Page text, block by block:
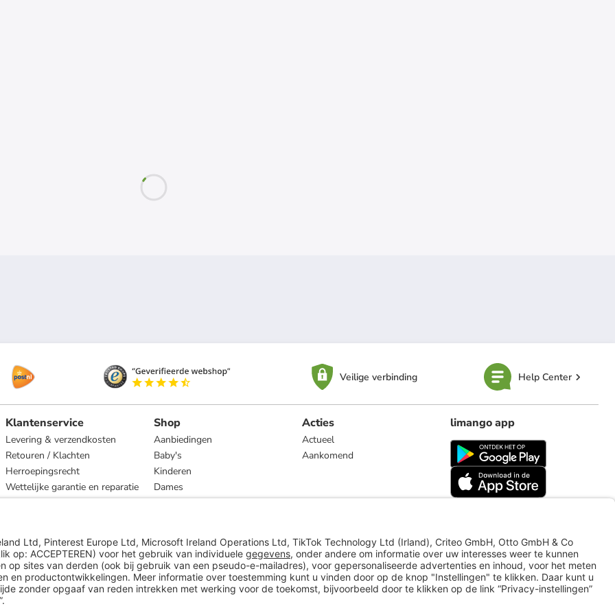
Veilige verbinding Help Center
Klantenservice
Levering & verzendkosten
Retouren / Klachten
Herroepingsrecht
Wettelijke garantie en reparatie
Shop
Aanbiedingen
Baby's
Kinderen
Dames
Heren
Acties
Actueel
Aankomend
limango app
limango.de limango.pl